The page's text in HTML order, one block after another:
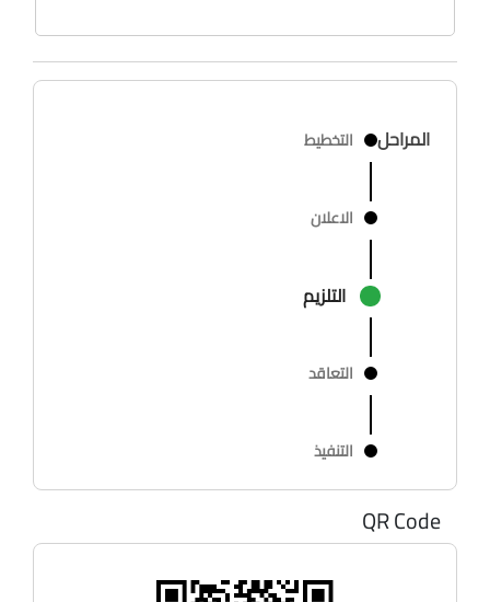
المراحل التخطيط
الاعلان
التلزيم
التعاقد
التنفيذ
QR Code